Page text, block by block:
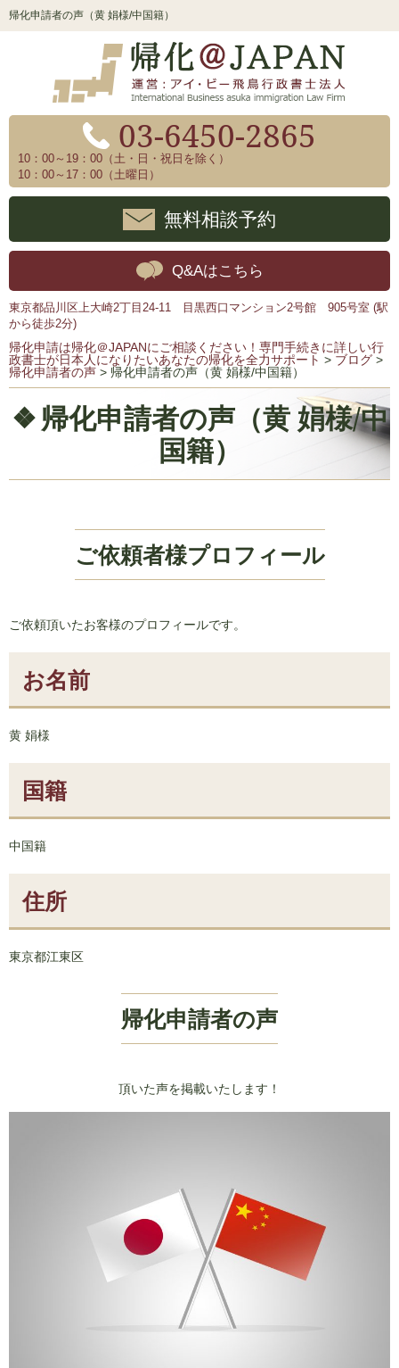
帰化申請者の声（黄 娟様/中国籍）
03-6450-2865
10：00～19：00（土・日・祝日を除く）
10：00～17：00（土曜日）
無料相談予約
Q&Aはこちら
東京都品川区上大崎2丁目24-11 目黒西口マンション2号館 905号室 (駅
から徒歩2分)
帰化申請は帰化＠JAPANにご相談ください！専門手続きに詳しい行
政書士が日本人になりたいあなたの帰化を全力サポート > ブログ >
帰化申請者の声 > 帰化申請者の声（黄 娟様/中国籍）
帰化申請者の声（黄 娟様/中
国籍）
ご依頼者様プロフィール
ご依頼頂いたお客様のプロフィールです。
お名前
黄 娟様
国籍
中国籍
住所
東京都江東区
帰化申請者の声
頂いた声を掲載いたします！